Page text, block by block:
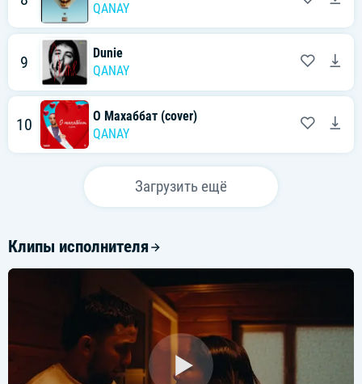
QANAY
9
Dunie
QANAY
10
О Махаббат (cover)
QANAY
Загрузить ещё
Клипы исполнителя